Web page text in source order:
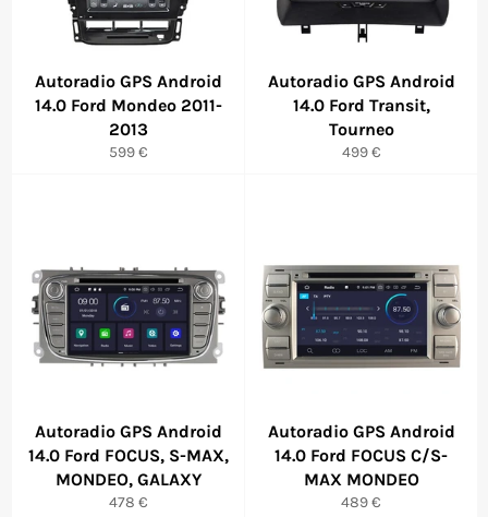
Autoradio GPS Android
14.0 Ford Mondeo 2011-
2013
Prix
599 €
Autoradio GPS Android
14.0 Ford Transit,
Tourneo
Prix
499 €
Autoradio GPS Android
14.0 Ford FOCUS, S-MAX,
MONDEO, GALAXY
Prix
478 €
Autoradio GPS Android
14.0 Ford FOCUS C/S-
MAX MONDEO
Prix
489 €